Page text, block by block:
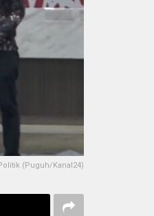
(Puguh/Kanal24)